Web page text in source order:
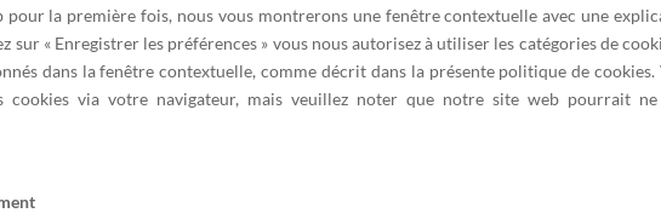
divers
pour la première fois, nous vous montrerons une fenêtre contextuelle avec une
sur « Enregistrer les préférences » vous nous autorisez à utiliser les catégories de
dans la fenêtre contextuelle, comme décrit dans la présente politique de cookies.
cookies via votre navigateur, mais veuillez noter que notre site web pourrait